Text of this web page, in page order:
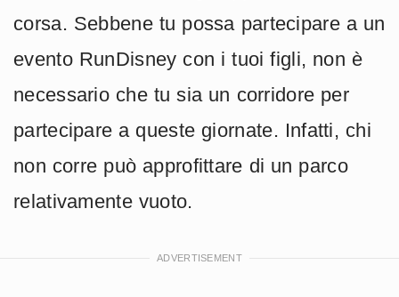
corsa. Sebbene tu possa partecipare a un
evento RunDisney con i tuoi figli, non è
necessario che tu sia un corridore per
partecipare a queste giornate. Infatti, chi
non corre può approfittare di un parco
relativamente vuoto.